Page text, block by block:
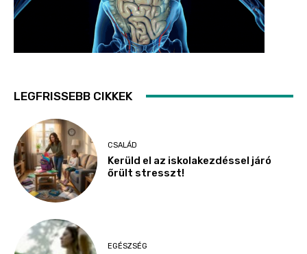
LEGFRISSEBB CIKKEK
CSALÁD
Kerüld el az iskolakezdéssel járó
őrült stresszt!
EGÉSZSÉG